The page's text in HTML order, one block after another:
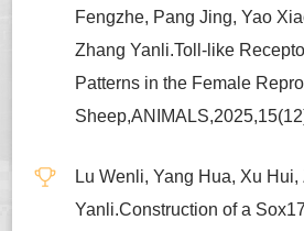
Fengzhe, Pang Jing, Yao
Zhang Yanli.Toll-like
Patterns in the Female
Lu Wenli, Yang Hua, Xu Hui,
Yanli.Construction of a